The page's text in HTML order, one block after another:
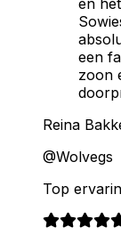
en
een
zoon
Reina
@Wolvegs
Top